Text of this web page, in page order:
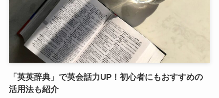
「英英辞典」で英会話力UP！初心者にもおすすめの
活用法も紹介